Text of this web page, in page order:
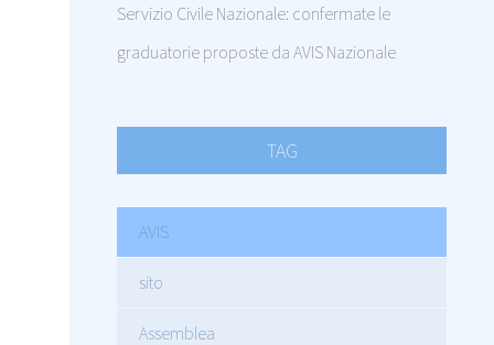
Servizio Civile Nazionale: confermate le
graduatorie proposte da AVIS Nazionale
TAG
AVIS
sito
Assemblea